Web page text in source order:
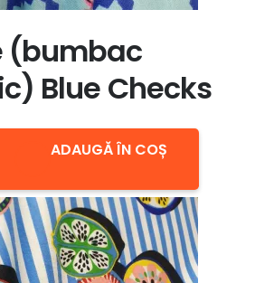
(bumbac
Blue Checks
ADAUGĂ ÎN COȘ